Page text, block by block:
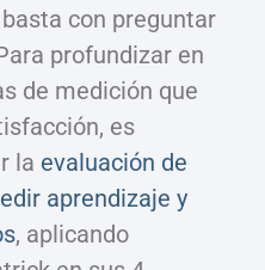
con preguntar
profundizar en
de medición que
es
la evaluación de
aprendizaje y
, aplicando